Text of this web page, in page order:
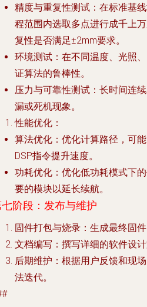
精度与重复性测试 ：在标准基
程范围内选取多点进行成千上
复性是否满足±2mm要求。
环境测试 ：在不同温度、光照
证算法的鲁棒性。
压力与可靠性测试 ：长时间连
漏或死机现象。
性能优化 ：
算法优化 ：优化计算路径，可
DSP指令提升速度。
功耗优化 ：优化低功耗模式下
要的模块以延长续航。
阶段：发布与维护
固件打包与烧录 ：生成最终固
文档编写 ：撰写详细的软件设
后期维护 ：根据用户反馈和现
法迭代。